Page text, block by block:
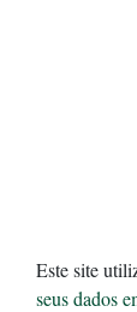
Este site
seus dados